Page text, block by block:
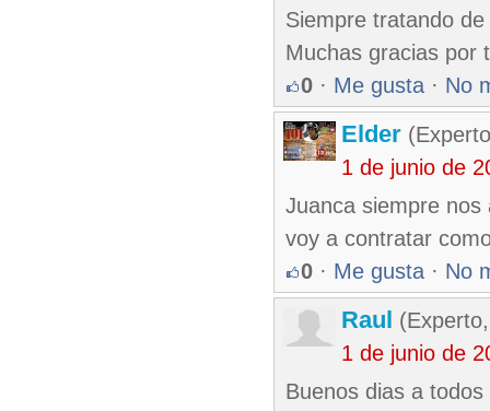
Siempre tratando
Muchas gracias por
0 · Me gusta · No
Elder
1 de junio de
Juanca siempre
voy a contratar
0 · Me gusta · No
Raul
1 de junio de
Buenos dias a